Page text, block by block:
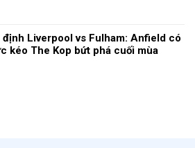
định Liverpool vs Fulham: Anfield có
kéo The Kop bứt phá cuối mùa